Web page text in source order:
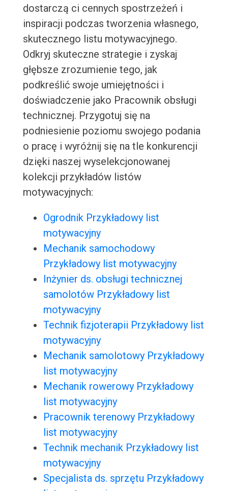
dostarczą ci cennych spostrzeżeń i
inspiracji podczas tworzenia własnego,
skutecznego listu motywacyjnego.
Odkryj skuteczne strategie i zyskaj
głębsze zrozumienie tego, jak
podkreślić swoje umiejętności i
doświadczenie jako Pracownik obsługi
technicznej. Przygotuj się na
podniesienie poziomu swojego podania
o pracę i wyróżnij się na tle konkurencji
dzięki naszej wyselekcjonowanej
kolekcji przykładów listów
motywacyjnych:
Ogrodnik Przykładowy list
motywacyjny
Mechanik samochodowy
Przykładowy list motywacyjny
Inżynier ds. obsługi technicznej
samolotów Przykładowy list
motywacyjny
Technik fizjoterapii Przykładowy list
motywacyjny
Mechanik samolotowy Przykładowy
list motywacyjny
Mechanik rowerowy Przykładowy
list motywacyjny
Pracownik terenowy Przykładowy
list motywacyjny
Technik mechanik Przykładowy list
motywacyjny
Specjalista ds. sprzętu Przykładowy